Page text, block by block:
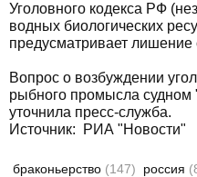
Уголовного кодекса РФ
водных биологических
предусматривает лишение
Вопрос о возбуждении
рыбного промысла судном
уточнила пресс-служба.
Источник: РИА "Новости"
браконьерство (147) россия